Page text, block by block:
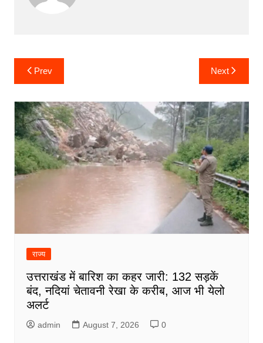
Post
navigation
Prev Next
राज्य
उत्तराखंड में बारिश का कहर जारी: 132 सड़कें
बंद, नदियां चेतावनी रेखा के करीब, आज भी येलो
अलर्ट
admin August 7, 2026 0